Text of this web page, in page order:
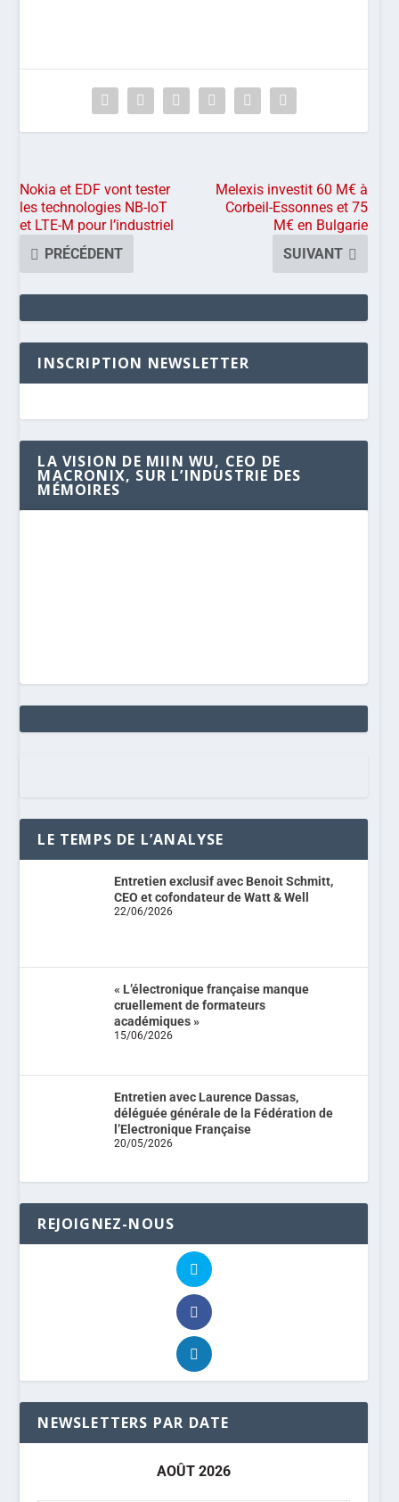
Nokia et EDF vont tester
les technologies NB-IoT
et LTE-M pour l’industriel
PRÉCÉDENT
Melexis investit 60 M€ à
Corbeil-Essonnes et 75
M€ en Bulgarie
SUIVANT
INSCRIPTION NEWSLETTER
LA VISION DE MIIN WU, CEO DE
MACRONIX, SUR L’INDUSTRIE DES
MÉMOIRES
LE TEMPS DE L’ANALYSE
Entretien exclusif avec Benoit Schmitt,
CEO et cofondateur de Watt & Well
22/06/2026
« L’électronique française manque
cruellement de formateurs
académiques »
15/06/2026
Entretien avec Laurence Dassas,
déléguée générale de la Fédération de
l’Electronique Française
20/05/2026
REJOIGNEZ-NOUS
NEWSLETTERS PAR DATE
AOÛT 2026